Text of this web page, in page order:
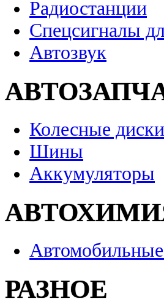
Радиостанции
Спецсигналы
Автозвук
Колесные диски
Шины
Аккумуляторы
РАЗНОЕ